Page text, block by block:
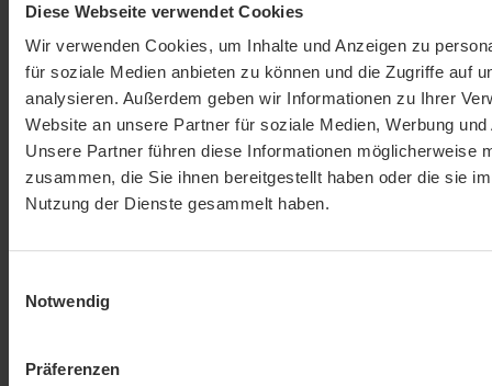
Diese Webseite verwendet Cookies
Wir verwenden Cookies, um Inhalte und Anzeigen zu
für soziale Medien anbieten zu können und die Zugriffe auf
analysieren. Außerdem geben wir Informationen zu Ihrer
Website an unsere Partner für soziale Medien, Werbung
Unsere Partner führen diese Informationen möglicherweise
zusammen, die Sie ihnen bereitgestellt haben oder die sie
Nutzung der Dienste gesammelt haben.
Notwendig
Präferenzen
Warum überhaupt
Umsatzsteuervoranmeldu
ng?
gleichzeitig deine Finanzen schont. Denn mit der
unerwartet hohen Beiträgen der Umsatzsteuer